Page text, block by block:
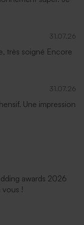
31.07.26
très soigné Encore
31.07.26
Une impression
awards 2026
vous !